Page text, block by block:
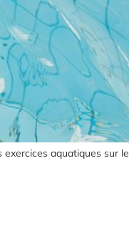
exercices aquatiques sur